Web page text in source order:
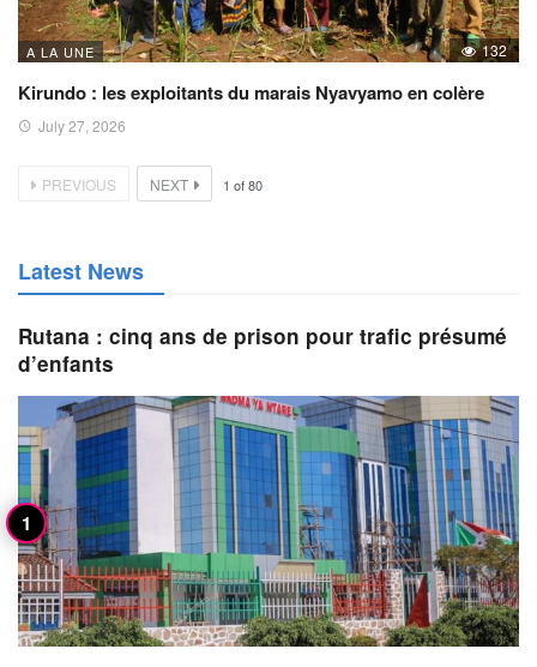
A LA UNE 132
Kirundo : les exploitants du marais Nyavyamo en colère
July 27, 2026
PREVIOUS NEXT 1 of80
Latest News
Rutana : cinq ans de prison pour trafic présumé
d’enfants